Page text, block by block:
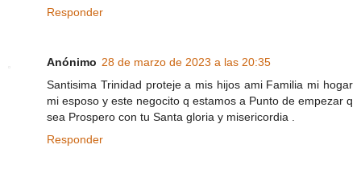
Responder
Anónimo 28 de marzo de 2023 a las 20:35
Santisima Trinidad proteje a mis hijos ami Familia mi hogar
mi esposo y este negocito q estamos a Punto de empezar q
sea Prospero con tu Santa gloria y misericordia .
Responder